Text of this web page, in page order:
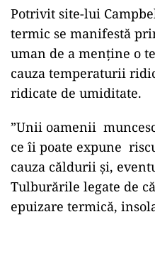
Potrivit site-lui
termic se manifestă
uman de a menține o
cauza temperaturii
ridicate de umiditate.
”Unii oamenii
ce îi poate expune
cauza căldurii și,
Tulburările legate de
epuizare termică,